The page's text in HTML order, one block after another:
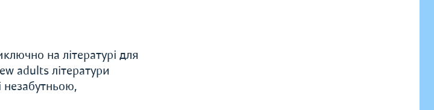
на літературі для
adults літератури
незабутньою,